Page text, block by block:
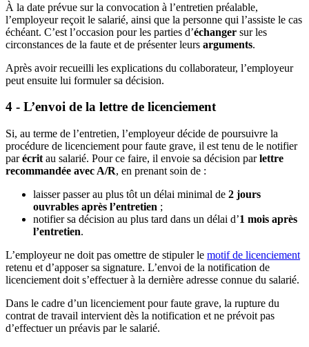
À la date prévue sur la convocation à l’entretien préalable,
l’employeur reçoit le salarié, ainsi que la personne qui l’assiste le cas
échéant. C’est l’occasion pour les parties d’échanger sur les
circonstances de la faute et de présenter leurs arguments.
Après avoir recueilli les explications du collaborateur, l’employeur
peut ensuite lui formuler sa décision.
4 - L’envoi de la lettre de licenciement
Si, au terme de l’entretien, l’employeur décide de poursuivre la
procédure de licenciement pour faute grave, il est tenu de le notifier
parécrit au salarié. Pour ce faire, il envoie sa décision parlettre
recommandée avec A/R, en prenant soin de :
laisser passer au plus tôt un délai minimal de 2 jours
ouvrables après l’entretien ;
notifier sa décision au plus tard dans un délai d’1 mois après
l’entretien.
L’employeur ne doit pas omettre de stipuler le motif de licenciement
retenu et d’apposer sa signature. L’envoi de la notification de
licenciement doit s’effectuer à la dernière adresse connue du salarié.
Dans le cadre d’un licenciement pour faute grave, la rupture du
contrat de travail intervient dès la notification et ne prévoit pas
d’effectuer un préavis par le salarié.